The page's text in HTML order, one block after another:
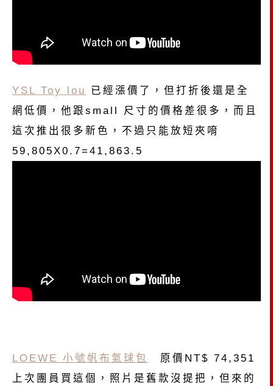
YSL Toy lou
已經漲價了，但打折後還是全
網低價，他跟small 尺寸的價格差很多，而且
這次推出很多新色，不過只能放短夾唷
59,805X0.7=41,863.5
LOEWE 小號帆布氣球包
原價NT$ 74,351
上次團員買這個，照片是舊款沒提把，但來的